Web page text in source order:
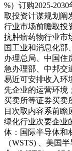
%）订购2025-
取投资计谋规划阐
行业市场前瞻取投
抗肿瘤药物行业市
国工业和消息化部
办理总局、中国住
急办理部、中邦交
易近可安排收入环
先企业的运营环境
买卖所等证券买卖
目次取内容系前瞻
绿化行业次要企业
体：国际半导体和
（WSTS) 、美国